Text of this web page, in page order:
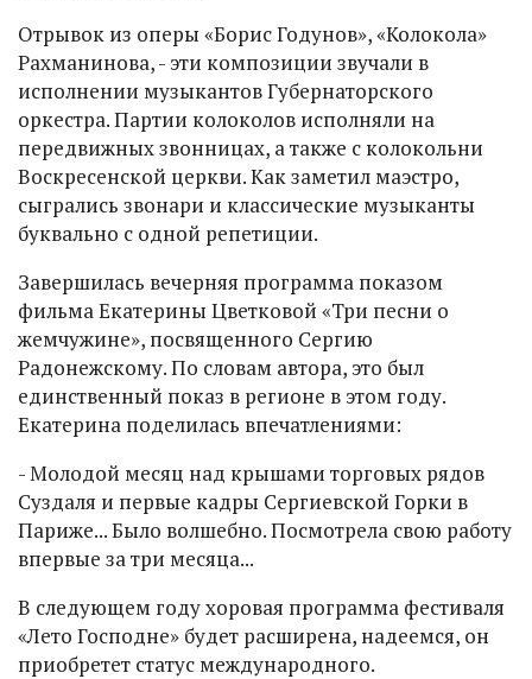
Отрывок из оперы «Борис Годунов», «Колокола»
Рахманинова, - эти композиции звучали в
исполнении музыкантов Губернаторского
оркестра. Партии колоколов исполняли на
передвижных звонницах, а также с колокольни
Воскресенской церкви. Как заметил маэстро,
сыгрались звонари и классические музыканты
буквально с одной репетиции.
Завершилась вечерняя программа показом
фильма Екатерины Цветковой «Три песни о
жемчужине», посвященного Сергию
Радонежскому. По словам автора, это был
единственный показ в регионе в этом году.
Екатерина поделилась впечатлениями:
- Молодой месяц над крышами торговых рядов
Суздаля и первые кадры Сергиевской Горки в
Париже... Было волшебно. Посмотрела свою работу
впервые за три месяца...
В следующем году хоровая программа фестиваля
«Лето Господне» будет расширена, надеемся, он
приобретет статус международного.